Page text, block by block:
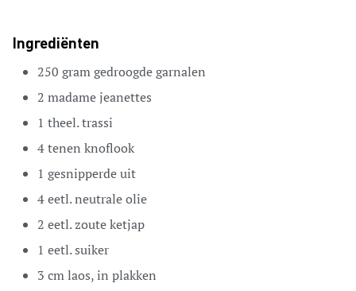
Ingrediënten
250 gramgedroogde garnalen
2 madame jeanettes
1 theel.trassi
4tenen knoflook
1 gesnipperde uit
4eetl.neutrale olie
2 eetl.zoute ketjap
1 eetl.suiker
3 cmlaos,in plakken